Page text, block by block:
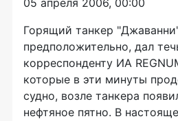
05 апреля 2006, 00:00
Горящий танкер
предположительно, дал
корреспонденту ИА
которые в эти минуты
судно, возле танкера
нефтяное пятно. В